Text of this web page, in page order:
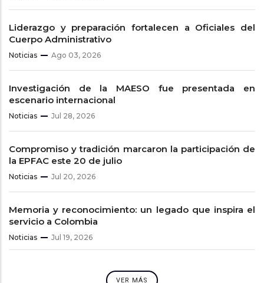
Liderazgo y preparación fortalecen a Oficiales del
Cuerpo Administrativo
Noticias Ago 03, 2026
Investigación de la MAESO fue presentada en
escenario internacional
Noticias Jul 28, 2026
Compromiso y tradición marcaron la participación de
la EPFAC este 20 de julio
Noticias Jul 20, 2026
Memoria y reconocimiento: un legado que inspira el
servicio a Colombia
Noticias Jul 19, 2026
VER MÁS